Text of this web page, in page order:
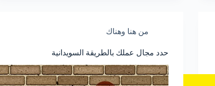
من هنا وهناك
حدد مجال عملك بالطريقة السويدانية